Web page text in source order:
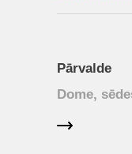
Pārvalde
Dome,